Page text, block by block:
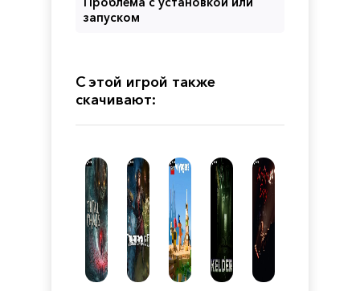
запуском
С этой игрой также
скачивают: